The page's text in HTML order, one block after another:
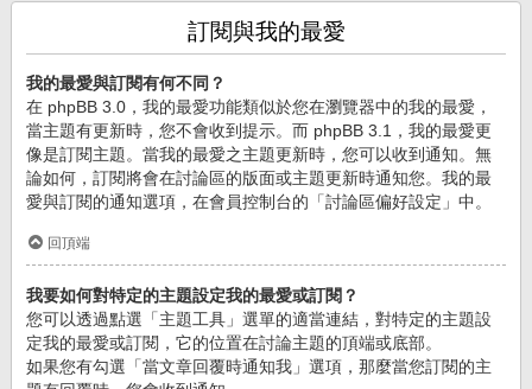
訂閱與我的最愛
我的最愛與訂閱有何不同？
在 phpBB 3.0，我的最愛功能類似於您在瀏覽器中的我的最愛，
當主題有更新時，您不會收到提示。而 phpBB 3.1，我的最愛更
像是訂閱主題。當我的最愛之主題更新時，您可以收到通知。無
論如何，訂閱將會在討論區的版面或主題更新時通知您。我的最
愛與訂閱的通知選項，在會員控制台的「討論區偏好設定」中。
回頂端
我要如何對特定的主題設定我的最愛或訂閱？
您可以透過點選「主題工具」選單的適當連結，對特定的主題設
定我的最愛或訂閱，它的位置在討論主題的頂端或底部。
如果您有勾選「當文章回覆時通知我」選項，那麼當您訂閱的主